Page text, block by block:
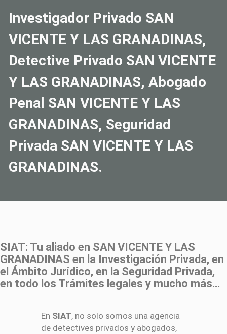
Investigador Privado SAN
VICENTE Y LAS GRANADINAS,
Detective Privado SAN VICENTE
Y LAS GRANADINAS, Abogado
Penal SAN VICENTE Y LAS
GRANADINAS, Seguridad
Privada SAN VICENTE Y LAS
GRANADINAS.
SIAT: Tu aliado en SAN VICENTE Y LAS
GRANADINAS en la Investigación Privada, en
el Ámbito Jurídico, en la Seguridad Privada,
en todo los Trámites legales y mucho más…
En SIAT, no solo somos una agencia
de detectives privados y abogados,